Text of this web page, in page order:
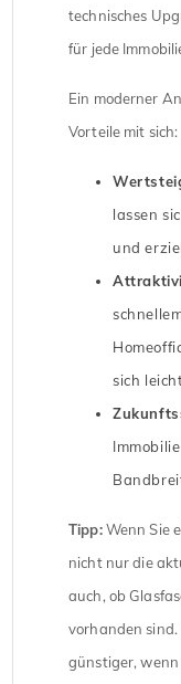
technisches
für jede
Ein moderner
Vorteile mit sich:
lassen
und
sich
Tipp:Wenn Sie
nicht nur die
auch, ob
vorhanden
günstiger,